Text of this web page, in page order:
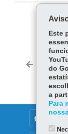
Voltar
Este
do
a
Para